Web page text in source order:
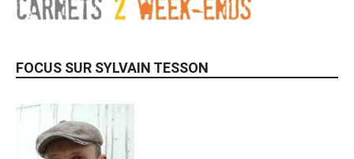
FOCUS SUR SYLVAIN TESSON